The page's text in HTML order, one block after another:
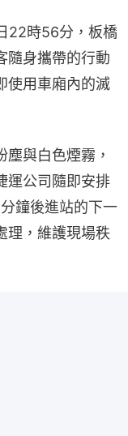
22時56分，板橋
隨身攜帶的行動
使用車廂內的滅
與白色煙霧，
運公司隨即安排
鐘後進站的下一
理，維護現場秩